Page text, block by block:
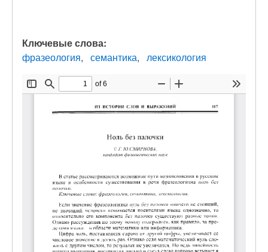
Ключевые слова:
фразеология
семантика лексикология